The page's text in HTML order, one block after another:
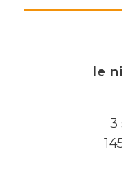
le
3